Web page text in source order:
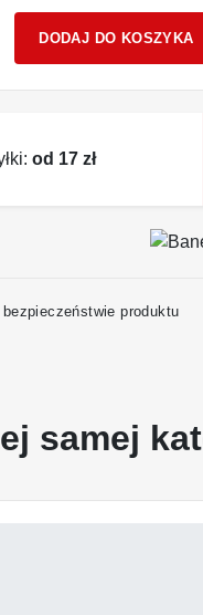
DODAJ DO KOSZYKA
od 17 zł
bezpieczeństwie produktu
samej